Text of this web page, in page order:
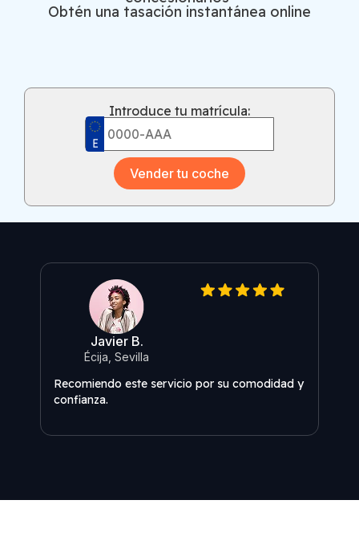
Obtén una tasación instantánea online
Introduce tu matrícula:
Vender tu coche
Javier B.
Écija, Sevilla
Recomiendo este servicio por su comodidad y
confianza.